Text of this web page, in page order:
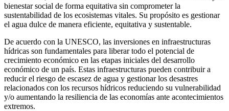
bienestar social de forma equitativa sin comprometer la
sustentabilidad de los ecosistemas vitales. Su propósito es gestionar
el agua dulce de manera eficiente, equitativa y sustentable.
De acuerdo con la UNESCO, las inversiones en infraestructuras
hídricas son fundamentales para liberar todo el potencial de
crecimiento económico en las etapas iniciales del desarrollo
económico de un país. Estas infraestructuras pueden contribuir a
reducir el riesgo de escasez de agua y gestionar los desastres
relacionados con los recursos hídricos reduciendo su vulnerabilidad
y/o aumentando la resiliencia de las economías ante acontecimientos
extremos.